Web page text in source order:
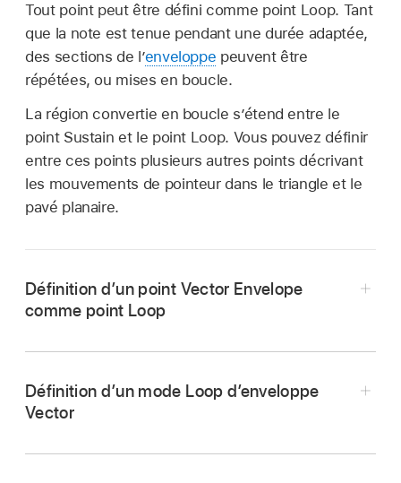
Tout point peut être défini comme point Loop. Tant
que la note est tenue pendant une durée adaptée,
des sections de l’enveloppe peuvent être
répétées, ou mises en boucle.
La région convertie en boucle s’étend entre le
point Sustain et le point Loop. Vous pouvez définir
entre ces points plusieurs autres points décrivant
les mouvements de pointeur dans le triangle et le
pavé planaire.
Définition d’un point Vector Envelope
comme point Loop
Le point Loop est indiqué par unLsur la bande
Définition d’un mode Loop d’enveloppe
Vector